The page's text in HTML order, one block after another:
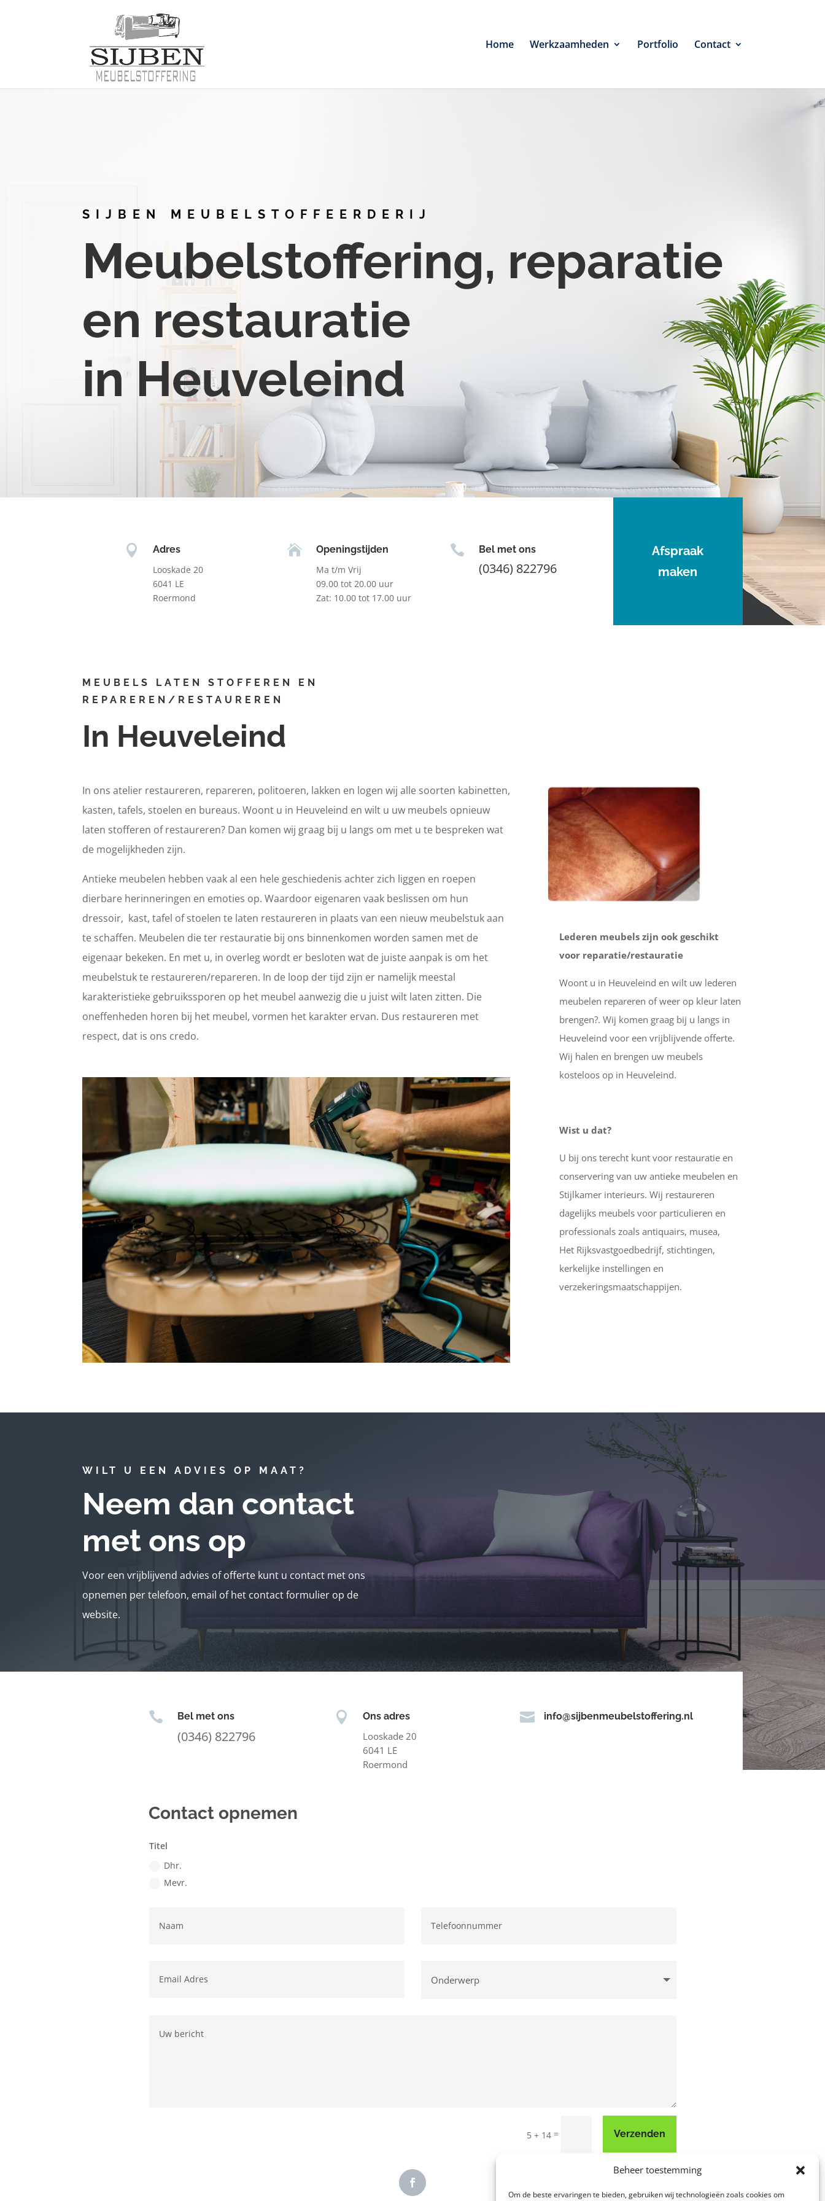
Beheer toestemming
Om de beste ervaringen te bieden, gebruiken wij technologieën zoals cookies om
Home Werkzaamheden Portfolio Contact
SIJBEN MEUBELSTOFFEERDERIJ
Meubelstoffering, reparatie
en restauratie
in Heuveleind

Adres
Looskade 20
6041 LE
Roermond

Openingstijden
Ma t/m Vrij
09.00 tot 20.00 uur
Zat: 10.00 tot 17.00 uur
 Bel met ons
(0346) 822796
Afspraak
maken
MEUBELS LATEN STOFFEREN EN
REPAREREN/RESTAUREREN
In Heuveleind
In ons atelier restaureren, repareren, politoeren, lakken en logen wij alle soorten kabinetten,
kasten, tafels, stoelen en bureaus. Woont u in Heuveleind en wilt u uw meubels opnieuw
laten stofferen of restaureren? Dan komen wij graag bij u langs om met u te bespreken wat
de mogelijkheden zijn.
Antieke meubelen hebben vaak al een hele geschiedenis achter zich liggen en roepen
dierbare herinneringen en emoties op. Waardoor eigenaren vaak beslissen om hun
dressoir, kast, tafel of stoelen te laten restaureren in plaats van een nieuw meubelstuk aan
te schaffen. Meubelen die ter restauratie bij ons binnenkomen worden samen met de
eigenaar bekeken. En met u, in overleg wordt er besloten wat de juiste aanpak is om het
meubelstuk te restaureren/repareren. In de loop der tijd zijn er namelijk meestal
karakteristieke gebruikssporen op het meubel aanwezig die u juist wilt laten zitten. Die
oneffenheden horen bij het meubel, vormen het karakter ervan. Dus restaureren met
respect, dat is ons credo.
Lederen meubels zijn ook geschikt
voor reparatie/restauratie
Woont u in Heuveleind en wilt uw lederen
meubelen repareren of weer op kleur laten
brengen?. Wij komen graag bij u langs in
Heuveleind voor een vrijblijvende offerte.
Wij halen en brengen uw meubels
kosteloos op in Heuveleind.
Wist u dat?
U bij ons terecht kunt voor restauratie en
conservering van uw antieke meubelen en
Stijlkamer interieurs. Wij restaureren
dagelijks meubels voor particulieren en
professionals zoals antiquairs, musea,
Het Rijksvastgoedbedrijf, stichtingen,
kerkelijke instellingen en
verzekeringsmaatschappijen.
WILT U EEN ADVIES OP MAAT?
Neem dan contact
met ons op
Voor een vrijblijvend advies of offerte kunt u contact met ons
opnemen per telefoon, email of het contact formulier op de
website.
 Bel met ons
(0346) 822796
 Ons adres
Looskade 20
6041 LE
Roermond
 info@sijbenmeubelstoffering.nl
Contact opnemen
Titel
Dhr.
Mevr.
5 + 14 = Verzenden